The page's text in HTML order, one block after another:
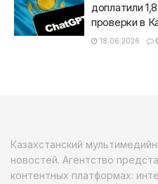
доплатили
проверки в
18.06.2026
Казахстанский
новостей. Агентство
контентных платформах: